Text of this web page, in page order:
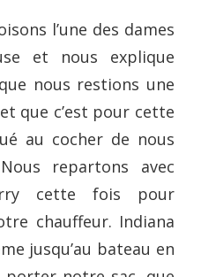
l’une des dames
et nous explique
nous restions une
que c’est pour cette
au cocher de nous
repartons avec
cette fois pour
chauffeur. Indiana
jusqu’au bateau en